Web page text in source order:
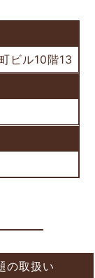
ビル10階13
の取扱い